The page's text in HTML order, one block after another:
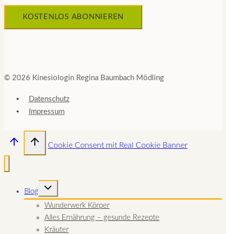
© 2026 Kinesiologin Regina Baumbach Mödling
Datenschutz
Impressum
Cookie Consent mit Real Cookie Banner
Blog
UNTERMENÜ
Wunderwerk Körper
Alles Ernährung – gesunde Rezepte
Kräuter